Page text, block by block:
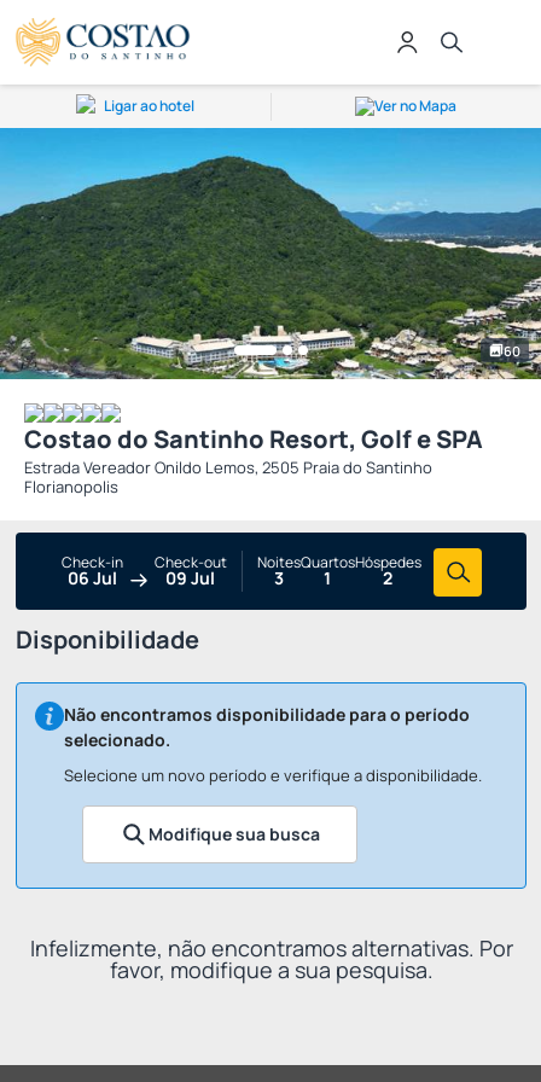
Ligar ao hotel Ver no Mapa
60
Costao do Santinho Resort, Golf e SPA
Estrada Vereador Onildo Lemos, 2505 Praia do Santinho
Florianopolis
Check-in
06 Jul
Check-out
09 Jul
Noites
3
Quartos
1
Hóspedes
2
Disponibilidade
Não encontramos disponibilidade para o período
selecionado.
Selecione um novo período e verifique a disponibilidade.
Modifique sua busca
Infelizmente, não encontramos alternativas. Por
favor, modifique a sua pesquisa.